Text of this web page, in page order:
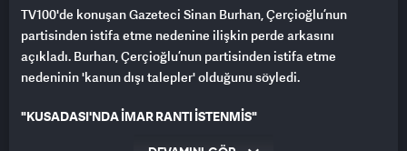
TV100'de konuşan Gazeteci Sinan Burhan, Çerçioğlu’nun
partisinden istifa etme nedenine ilişkin perde arkasını
açıkladı. Burhan, Çerçioğlu’nun partisinden istifa etme
nedeninin 'kanun dışı talepler' olduğunu söyledi.
"KUŞADASI'NDA İMAR RANTI İSTENMİŞ"